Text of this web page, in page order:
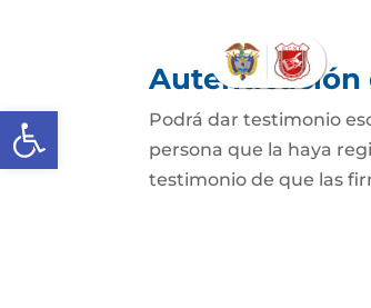
Abrir barra de herramientas
Autenticación
Podrá dar testimonio
persona que la haya
testimonio de que las